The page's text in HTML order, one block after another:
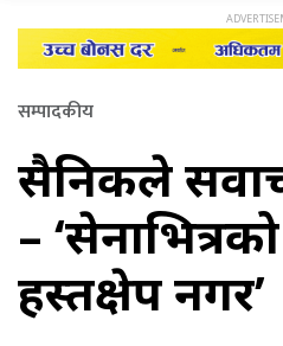
सम्पादकीय
सैनिकले
–
हस्तक्षेप नगर’